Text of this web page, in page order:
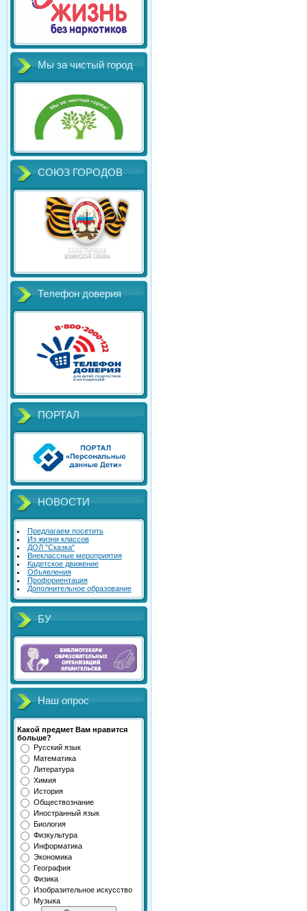
Мы за чистый город
СОЮЗ ГОРОДОВ
Телефон доверия
ПОРТАЛ
НОВОСТИ
Предлагаем посетить
Из жизни классов
ДОЛ "Сказка"
Внеклассные мероприятия
Кадетское движение
Объявления
Профориентация
Дополнительное образование
БУ
Наш опрос
Какой предмет Вам нравится
больше?
Русский язык
Математика
Литература
Химия
История
Обществознание
Иностранный язык
Биология
Физкультура
Информатика
Экономика
География
Физика
Изобразительное искусство
Музыка